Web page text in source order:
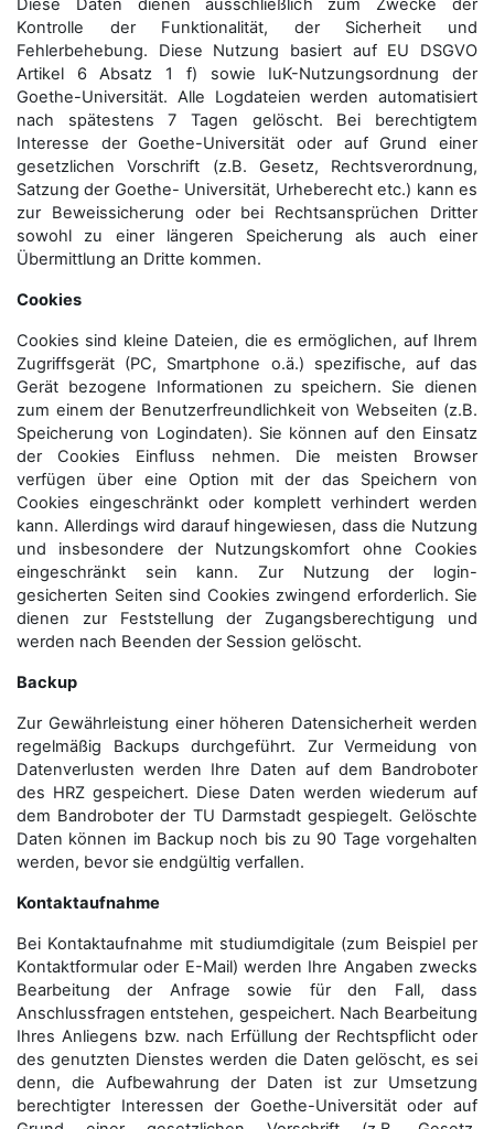
Diese Daten dienen ausschließlich zum Zwecke der
Kontrolle der Funktionalität, der Sicherheit und
Fehlerbehebung. Diese Nutzung basiert auf EU DSGVO
Artikel 6 Absatz 1 f) sowie IuK-Nutzungsordnung der
Goethe-Universität. Alle Logdateien werden auto­matisiert
nach spätestens 7 Tagen gelöscht. Bei berechtigtem
Interesse der Goethe-Universität oder auf Grund einer
gesetzlichen Vorschrift (z.B. Gesetz, Rechtsverordnung,
Satzung der Goethe- Universität, Urheberecht etc.) kann es
zur Beweissicherung oder bei Rechtsansprüchen Dritter
sowohl zu einer längeren Speicherung als auch einer
Übermittlung an Dritte kommen.
Cookies
Cookies sind kleine Dateien, die es ermöglichen, auf Ihrem
Zugriffsgerät (PC, Smartphone o.ä.) spezifische, auf das
Gerät bezogene Informationen zu speichern. Sie dienen
zum einem der Benutzerfreundlichkeit von Webseiten (z.B.
Speicherung von Logindaten). Sie können auf den Einsatz
der Cookies Einfluss nehmen. Die meisten Browser
verfügen über eine Option mit der das Speichern von
Cookies eingeschränkt oder komplett verhindert werden
kann. Allerdings wird darauf hingewiesen, dass die Nutzung
und insbesondere der Nutzungskomfort ohne Cookies
eingeschränkt sein kann. Zur Nutzung der login-
gesicherten Seiten sind Cookies zwingend erforderlich. Sie
dienen zur Feststellung der Zugangs­berechtigung und
werden nach Beenden der Session gelöscht.
Backup
Zur Gewährleistung einer höheren Datensicherheit werden
regelmäßig Backups durchgeführt. Zur Vermeidung von
Datenverlusten werden Ihre Daten auf dem Bandroboter
des HRZ gespeichert. Diese Daten werden wiederum auf
dem Bandroboter der TU Darmstadt gespiegelt. Gelöschte
Daten können im Backup noch bis zu 90 Tage vorgehalten
werden, bevor sie endgültig verfallen.
Kontaktaufnahme
Bei Kontaktaufnahme mit studiumdigitale (zum Beispiel per
Kontaktformular oder E-Mail) werden Ihre Angaben zwecks
Bearbeitung der Anfrage sowie für den Fall, dass
Anschluss­fragen entstehen, gespeichert. Nach Bearbeitung
Ihres Anliegens bzw. nach Erfüllung der Rechtspflicht oder
des genutzten Dienstes werden die Daten gelöscht, es sei
denn, die Aufbewahrung der Daten ist zur Umsetzung
berechtigter Interessen der Goethe-Universität oder auf